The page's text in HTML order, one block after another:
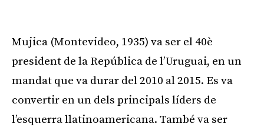
Mujica (Montevideo, 1935) va ser el 40è
president de la República de l’Uruguai, en un
mandat que va durar del 2010 al 2015. Es va
convertir en un dels principals líders de
l’esquerra llatinoamericana. També va ser